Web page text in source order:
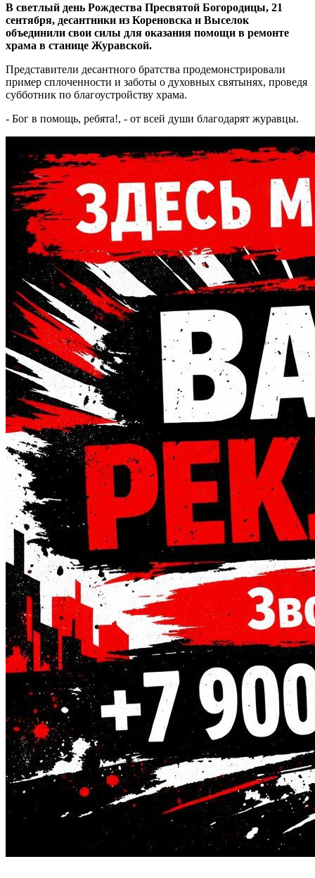
В светлый день Рождества Пресвятой Богородицы, 21
сентября, десантники из Кореновска и Выселок
объединили свои силы для оказания помощи в ремонте
храма в станице Журавской.
Представители десантного братства продемонстрировали
пример сплоченности и заботы о духовных святынях, проведя
субботник по благоустройству храма.
- Бог в помощь, ребята!, - от всей души благодарят журавцы.